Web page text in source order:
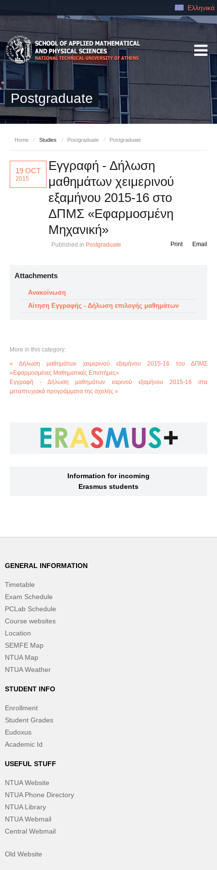
Ελληνικά
Postgraduate
Home / Studies / Postgraduate / Postgraduate
19 OCT
2015
Εγγραφή - Δήλωση
μαθημάτων χειμερινού
εξαμήνου 2015-16 στο
ΔΠΜΣ «Εφαρμοσμένη
Μηχανική»
Published in Postgraduate Email
Print
Attachments
Ανακοίνωση
Αίτηση Εγγραφής - Δήλωση επιλογής μαθημάτων
More in this category:
« Δήλωση μαθημάτων χειμερινού εξαμήνου 2015-16 του ΔΠΜΣ
«Εφαρμοσμένες Μαθηματικές Επιστήμες»
Εγγραφή - Δήλωση μαθημάτων εαρινού εξαμήνου 2015-16 στα
μεταπτυχιακά προγράμματα της σχολής »
Information for incoming
Erasmus students
GENERAL INFORMATION
Timetable
Exam Schedule
PCLab Schedule
Course websites
Location
SEMFE Map
NTUA Map
NTUA Weather
STUDENT INFO
Enrollment
Student Grades
Eudoxus
Academic Id
USEFUL STUFF
NTUA Website
NTUA Phone Directory
NTUA Library
NTUA Webmail
Central Webmail
Old Website